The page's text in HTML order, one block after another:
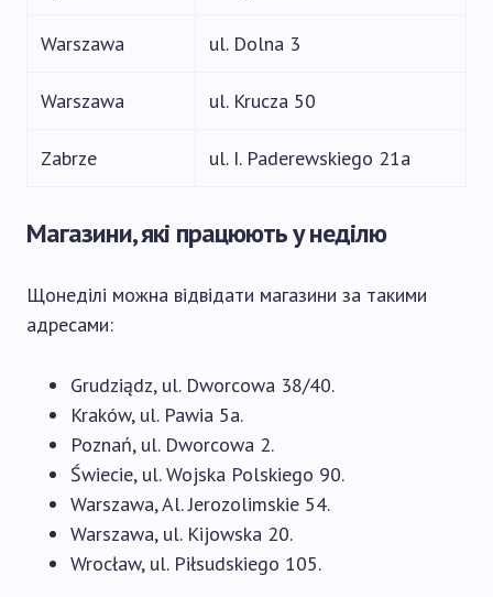
Warszawa ul. Dolna 3
Warszawa ul. Krucza 50
Zabrze ul. I. Paderewskiego 21a
Магазини, які працюють у неділю
Щонеділі можна відвідати магазини за такими
адресами:
Grudziądz, ul. Dworcowa 38/40.
Kraków, ul. Pawia 5a.
Poznań, ul. Dworcowa 2.
Świecie, ul. Wojska Polskiego 90.
Warszawa, Al. Jerozolimskie 54.
Warszawa, ul. Kijowska 20.
Wrocław, ul. Piłsudskiego 105.